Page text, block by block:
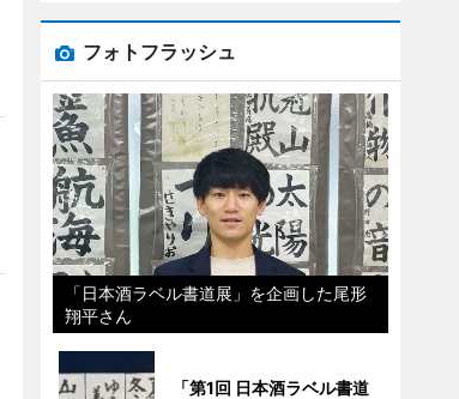
フォトフラッシュ
「日本酒ラベル書道展」を企画した尾形
翔平さん
「第1回 日本酒ラベル書道